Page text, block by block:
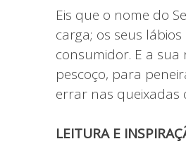
Eis que o nome do
carga; os seus
consumidor. E a
pescoço, para
errar nas queixadas
LEITURA E